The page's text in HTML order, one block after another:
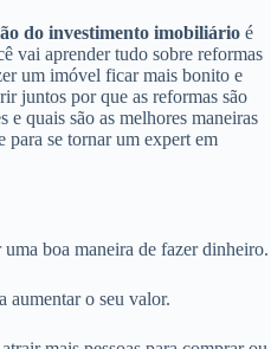
do investimento imobiliário é
vai aprender tudo sobre reformas
um imóvel ficar mais bonito e
juntos por que as reformas são
e quais são as melhores maneiras
para se tornar um expert em
boa maneira de fazer dinheiro.
aumentar o seu valor.